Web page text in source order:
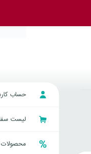
حساب
لیست